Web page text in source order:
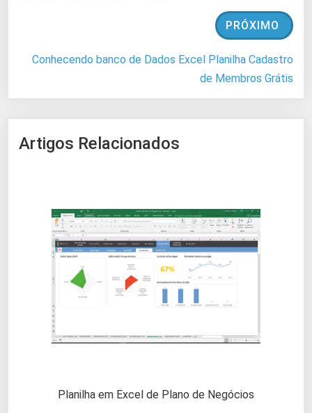
PRÓXIMO
Conhecendo banco de Dados Excel Planilha Cadastro
de Membros Grátis
Artigos Relacionados
Planilha em Excel de Plano de Negócios